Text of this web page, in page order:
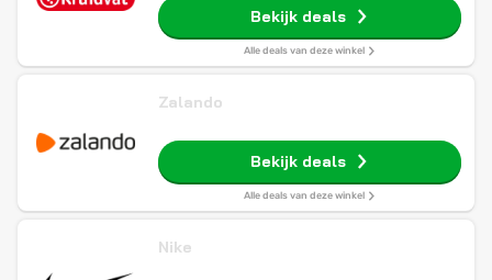
Bekijk deals
Alle deals van deze winkel
Zalando
Bekijk deals
Alle deals van deze winkel
Nike